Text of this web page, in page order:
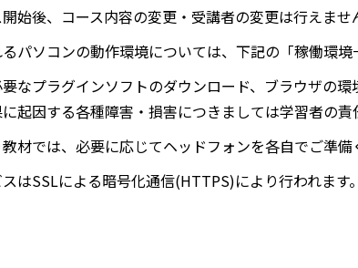
ィ
ン
ド
ウ
で
開
始後、コース内容の変更・受講者の変更は行えませ
パソコンの動作環境については、下記の「稼働環境
なプラグインソフトのダウンロード、ブラウザの
起因する各種障害・損害につきましては学習者の責
材では、必要に応じてヘッドフォンを各自でご準備
はSSLによる暗号化通信(HTTPS)により行われます。